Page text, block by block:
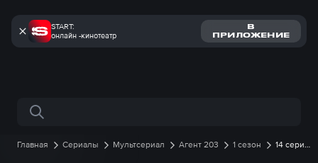
START:
онлайн -кинотеатр
В
ПРИЛОЖЕНИЕ
Поиск по сайту
Главная Сериалы Мультсериал Агент 203 1 сезон
14 серия